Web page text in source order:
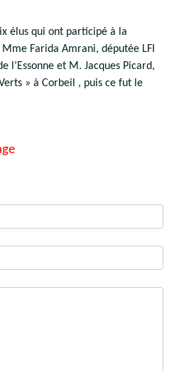
élus qui ont participé à la
Farida Amrani, députée LFI
l’Essonne et M. Jacques Picard,
» à Corbeil , puis ce fut le